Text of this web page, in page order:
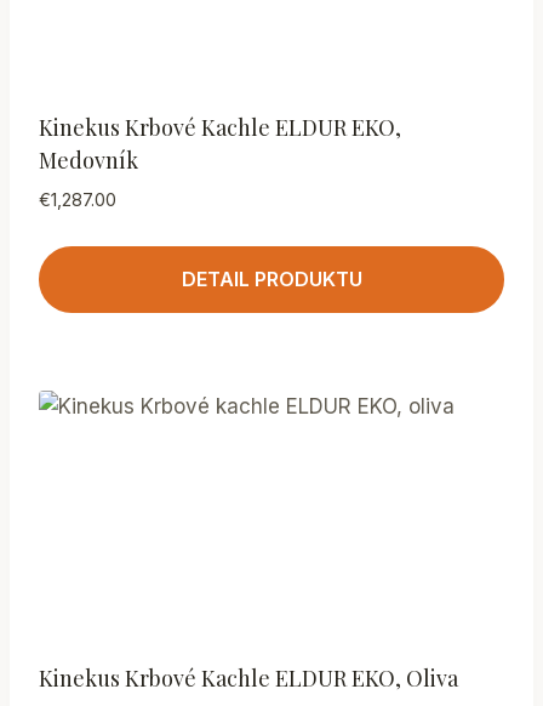
Kinekus Krbové Kachle ELDUR EKO,
Medovník
€1,287.00
DETAIL PRODUKTU
Kinekus Krbové Kachle ELDUR EKO, Oliva